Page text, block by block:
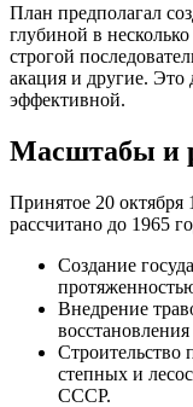
План предполагал
глубиной в
строгой
акация и другие. Это
эффективной.
Масштабы и
Принятое 20 октября
рассчитано до 1965
Создание
Внедрение
Строительство
степных и
СССР.